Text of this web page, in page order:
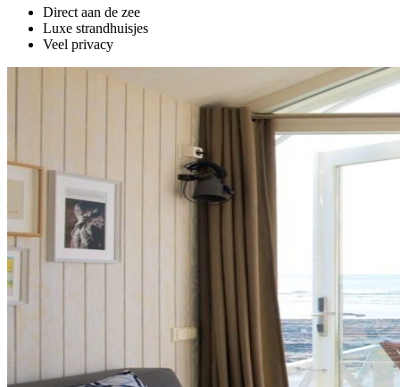
Direct aan de zee
Luxe strandhuisjes
Veel privacy